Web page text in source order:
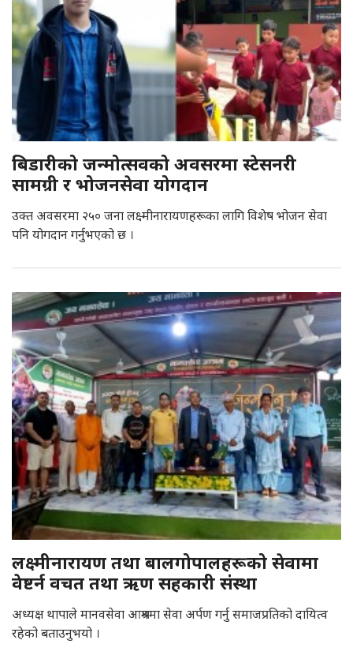
बिडारीको जन्मोत्सवको अवसरमा स्टेसनरी
सामग्री र भोजनसेवा योगदान
उक्त अवसरमा २५० जना लक्ष्मीनारायणहरूका लागि विशेष भोजन सेवा
पनि योगदान गर्नुभएको छ ।
लक्ष्मीनारायण तथा बालगोपालहरूको सेवामा
वेष्टर्न वचत तथा ऋण सहकारी संस्था
अध्यक्ष थापाले मानवसेवा आश्रममा सेवा अर्पण गर्नु समाजप्रतिको दायित्व
रहेको बताउनुभयो ।